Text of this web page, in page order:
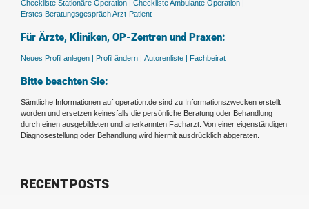
Checkliste Stationäre Operation | Checkliste Ambulante Operation |
Erstes Beratungsgespräch Arzt-Patient
Für Ärzte, Kliniken, OP-Zentren und Praxen:
Neues Profil anlegen | Profil ändern | Autorenliste | Fachbeirat
Bitte beachten Sie:
Sämtliche Informationen auf operation.de sind zu Informationszwecken erstellt
worden und ersetzen keinesfalls die persönliche Beratung oder Behandlung
durch einen ausgebildeten und anerkannten Facharzt. Von einer eigenständigen
Diagnosestellung oder Behandlung wird hiermit ausdrücklich abgeraten.
RECENT POSTS